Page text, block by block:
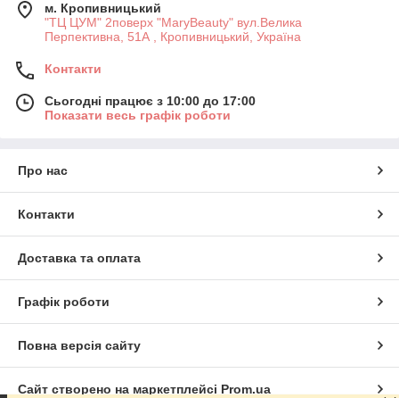
м. Кропивницький
"ТЦ ЦУМ" 2поверх "MaryBeauty" вул.Велика
Перпективна, 51А , Кропивницький, Україна
Контакти
Сьогодні працює з 10:00 до 17:00
Показати весь графік роботи
Про нас
Контакти
Доставка та оплата
Графік роботи
Повна версія сайту
Сайт створено на маркетплейсі Prom.ua